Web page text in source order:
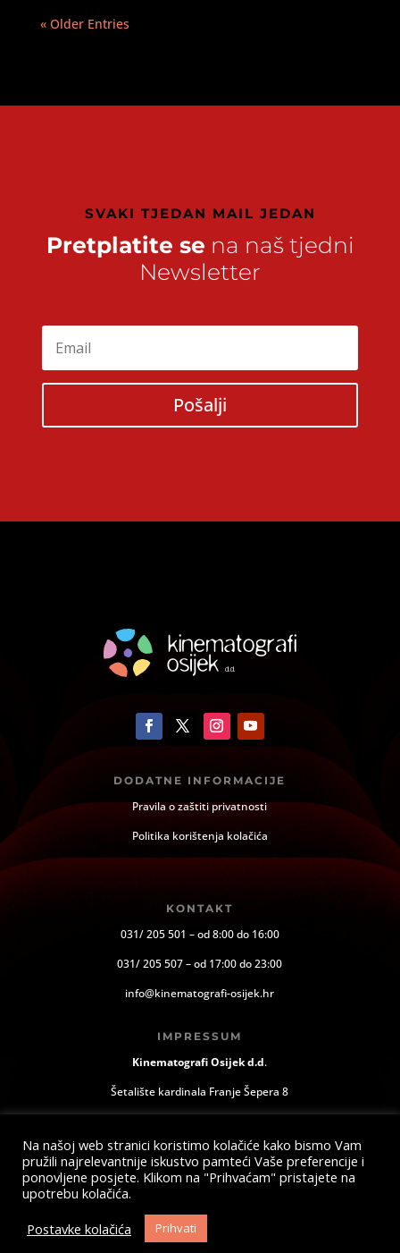
« Older Entries
SVAKI TJEDAN MAIL JEDAN
Pretplatite se na naš tjedni
Newsletter
Pošalji
DODATNE INFORMACIJE
Pravila o zaštiti privatnosti
Politika korištenja kolačića
KONTAKT
031/ 205 501 – od 8:00 do 16:00
031/ 205 507 – od 17:00 do 23:00
info@kinematografi-osijek.hr
IMPRESSUM
Kinematografi Osijek d.d.
Šetalište kardinala Franje Šepera 8
Na našoj web stranici koristimo kolačiće kako bismo Vam
pružili najrelevantnije iskustvo pamteći Vaše preferencije i
ponovljene posjete. Klikom na "Prihvaćam" pristajete na
upotrebu kolačića.
Postavke kolačića
Prihvati